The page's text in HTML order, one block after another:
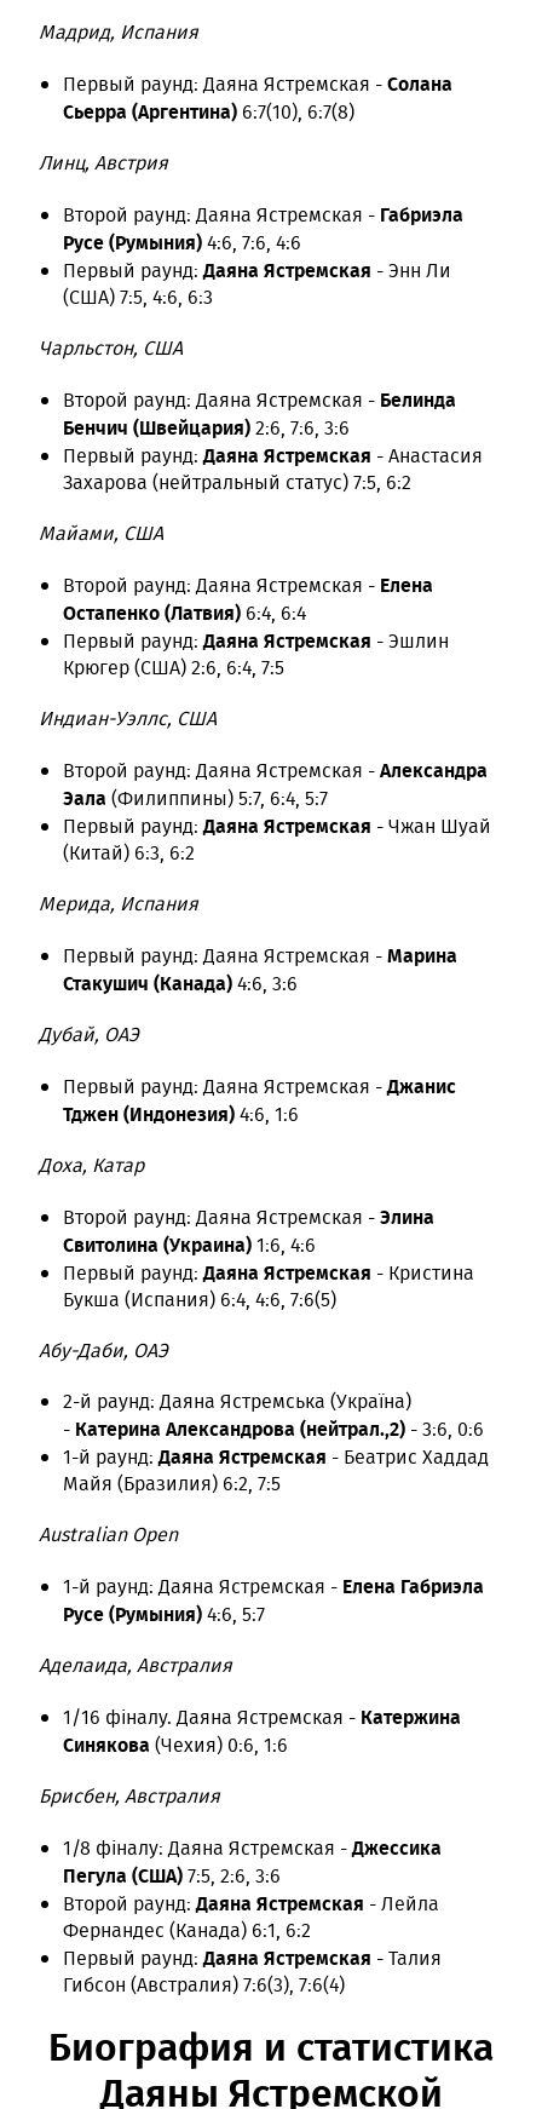
Мадрид, Испания
Первый раунд: Даяна Ястремская -Солана
Сьерра (Аргентина) 6:7(10), 6:7(8)
Линц, Австрия
Второй раунд: Даяна Ястремская - Габриэла
Русе (Румыния)4:6, 7:6, 4:6
Первый раунд:Даяна Ястремская - Энн Ли
(США) 7:5, 4:6, 6:3
Чарльстон, США
Второй раунд: Даяна Ястремская - Белинда
Бенчич (Швейцария)2:6, 7:6, 3:6
Первый раунд:Даяна Ястремская - Анастасия
Захарова (нейтральный статус) 7:5, 6:2
Майами, США
Второй раунд: Даяна Ястремская - Елена
Остапенко (Латвия) 6:4, 6:4
Первый раунд:Даяна Ястремская - Эшлин
Крюгер (США) 2:6, 6:4, 7:5
Индиан-Уэллс, США
Второй раунд: Даяна Ястремская -Александра
Эала (Филиппины) 5:7, 6:4, 5:7
Первый раунд:Даяна Ястремская - Чжан Шуай
(Китай) 6:3, 6:2
Мерида, Испания
Первый раунд: Даяна Ястремская -Марина
Стакушич (Канада)4:6, 3:6
Дубай, ОАЭ
Первый раунд: Даяна Ястремская -Джанис
Тджен (Индонезия)4:6, 1:6
Доха, Катар
Второй раунд: Даяна Ястремская -Элина
Свитолина (Украина)1:6, 4:6
Первый раунд:Даяна Ястремская - Кристина
Букша (Испания) 6:4, 4:6, 7:6(5)
Абу-Даби, ОАЭ
2-й раунд: Даяна Ястремська (Україна)
- Катерина Александрова (нейтрал.,2) - 3:6, 0:6
1-й раунд:Даяна Ястремская - Беатрис Хаддад
Майя (Бразилия) 6:2, 7:5
Australian Open
1-й раунд: Даяна Ястремская - Елена Габриэла
Русе (Румыния)4:6, 5:7
Аделаида, Австралия
1/16 фіналу. Даяна Ястремская - Катержина
Синякова (Чехия) 0:6, 1:6
Брисбен, Австралия
1/8 фіналу: Даяна Ястремская -Джессика
Пегула (США)7:5, 2:6, 3:6
Второй раунд:Даяна Ястремская - Лейла
Фернандес (Канада) 6:1, 6:2
Первый раунд:Даяна Ястремская - Талия
Гибсон (Австралия) 7:6(3), 7:6(4)
Биография и статистика
Даяны Ястремской